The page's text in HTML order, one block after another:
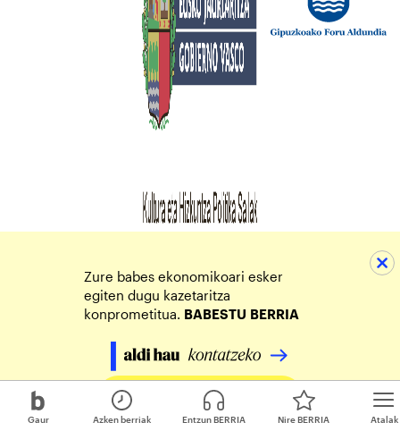
Gaur Atalak
Azken berriak Entzun BERRIA Nire BERRIA
Zure babes ekonomikoari esker
egiten dugu kazetaritza
konprometitua. BABESTU BERRIA
Egin zure ekarpena